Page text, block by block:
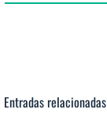
Entradas relacionadas